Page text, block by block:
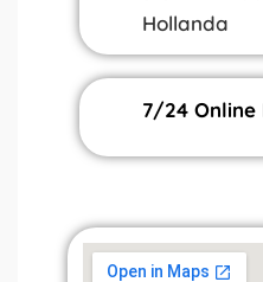
Hollanda
7/24 Online